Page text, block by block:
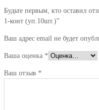
Будьте первым, кто оставил
1-конт (уп.10шт.)”
Ваш адрес email не будет
Ваша оценка *
Ваш отзыв *